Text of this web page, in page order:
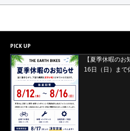
PICK UP
【夏季休暇の
16日（日）まで
【2026年8月29
試乗会＆バレイ